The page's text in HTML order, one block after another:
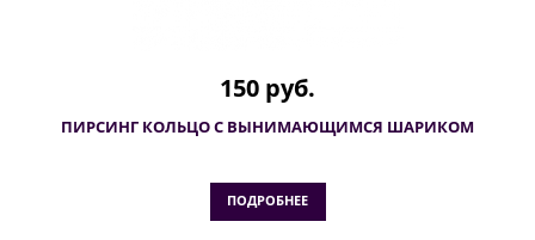
150 руб.
ПИРСИНГ КОЛЬЦО С ВЫНИМАЮЩИМСЯ ШАРИКОМ
ПОДРОБНЕЕ